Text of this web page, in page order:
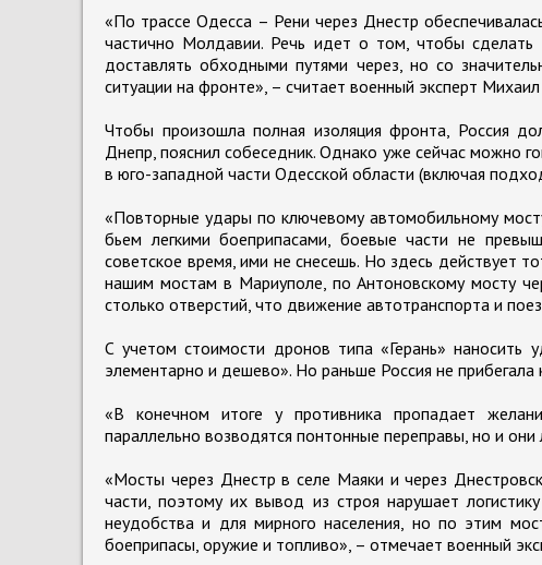
«По трассе Одесса – Рени через Днестр
частично Молдавии. Речь идет о том, чтобы
доставлять обходными путями через, но со
ситуации на фронте», – считает военный эксперт
Чтобы произошла полная изоляция фронта, Россия
Днепр, пояснил собеседник. Однако уже сейчас можно
в юго-западной части Одесской области (включая
«Повторные удары по ключевому автомобильному
бьем легкими боеприпасами, боевые части не
советское время, ими не снесешь. Но здесь действует
нашим мостам в Мариуполе, по Антоновскому мосту
столько отверстий, что движение автотранспорта и
С учетом стоимости дронов типа «Герань»
элементарно и дешево». Но раньше Россия не прибегала
«В конечном итоге у противника пропадает
параллельно возводятся понтонные переправы, но и
«Мосты через Днестр в селе Маяки и через
части, поэтому их вывод из строя нарушает
неудобства и для мирного населения, но по этим
боеприпасы, оружие и топливо», – отмечает военный